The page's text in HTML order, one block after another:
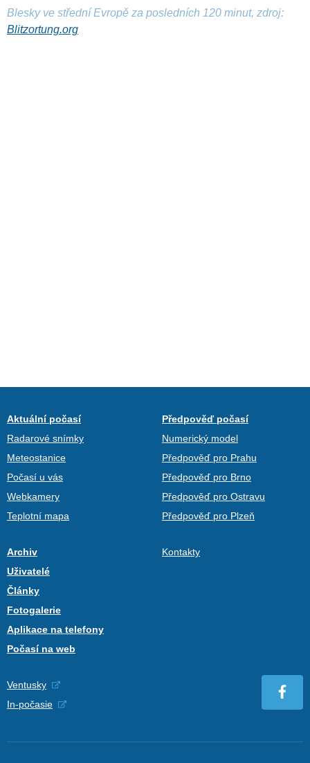
Blesky ve střední Evropě za posledních 120 minut, zdroj:
Blitzortung.org
Aktuální počasí
Radarové snímky
Meteostanice
Počasí u vás
Webkamery
Teplotní mapa
Předpověď počasí
Numerický model
Předpověď pro Prahu
Předpověď pro Brno
Předpověď pro Ostravu
Předpověď pro Plzeň
Archiv
Uživatelé
Články
Fotogalerie
Aplikace na telefony
Počasí na web
Kontakty
Ventusky
In-počasie